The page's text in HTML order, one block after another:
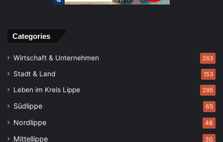
Categories
Wirtschaft & Unternehmen 263
Stadt & Land 153
Leben im Kreis Lippe 295
Südlippe 65
Nordlippe 48
Mittellippe 30